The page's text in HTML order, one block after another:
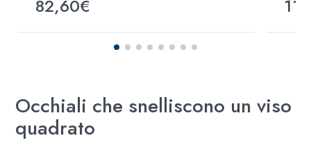
82,60€
Occhiali che snelliscono un viso
quadrato